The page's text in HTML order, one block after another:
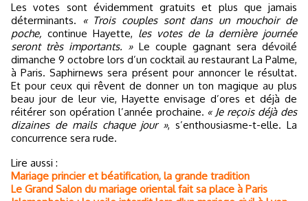
Les votes sont évidemment gratuits et plus que jamais
déterminants.
« Trois couples sont dans un mouchoir de
poche, continue Hayette, les votes de la dernière journée
seront très importants. »Le couple gagnant sera dévoilé
dimanche 9 octobre lors d’un cocktail au restaurant La Palme,
à Paris. Saphirnews sera présent pour annoncer le résultat.
Et pour ceux qui rêvent de donner un ton magique au plus
beau jour de leur vie, Hayette envisage d’ores et déjà de
réitérer son opération l’année prochaine. « Je reçois déjà des
dizaines de mails chaque jour », s’enthousiasme-t-elle. La
concurrence sera rude.
Lire aussi :
Mariage princier et béatification, la grande tradition
Le Grand Salon du mariage oriental fait sa place à Paris